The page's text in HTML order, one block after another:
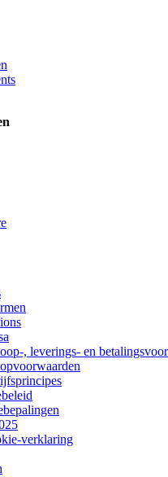
, leverings- en
verklaring